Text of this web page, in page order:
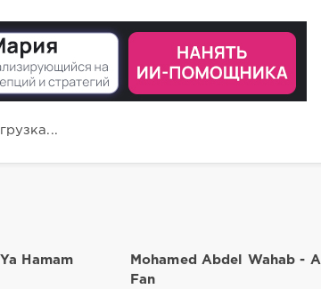
Hamam
Mohamed Abdel Wahab - Al
Fan